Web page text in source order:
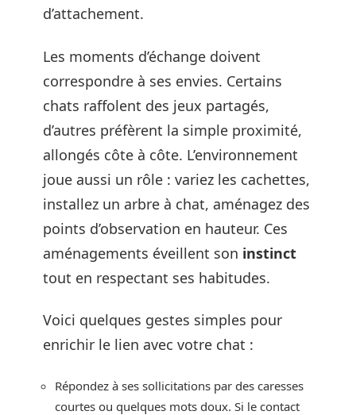
d’attachement.
Les moments d’échange doivent
correspondre à ses envies. Certains
chats raffolent des jeux partagés,
d’autres préfèrent la simple proximité,
allongés côte à côte. L’environnement
joue aussi un rôle : variez les cachettes,
installez un arbre à chat, aménagez des
points d’observation en hauteur. Ces
aménagements éveillent son instinct
tout en respectant ses habitudes.
Voici quelques gestes simples pour
enrichir le lien avec votre chat :
Répondez à ses sollicitations par des caresses
courtes ou quelques mots doux. Si le contact